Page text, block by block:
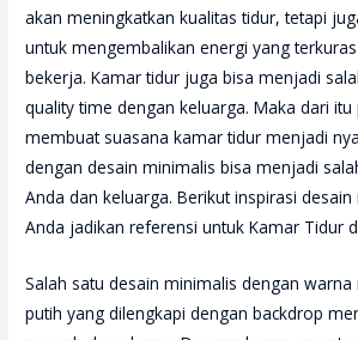
akan meningkatkan kualitas tidur, tetapi
untuk mengembalikan energi yang
bekerja. Kamar tidur juga bisa menjadi
quality time dengan keluarga. Maka dari
membuat suasana kamar tidur menjadi
dengan desain minimalis bisa menjadi
Anda dan keluarga. Berikut inspirasi
Anda jadikan referensi untuk Kamar Tidur
Salah satu desain minimalis dengan warna
putih yang dilengkapi dengan backdrop